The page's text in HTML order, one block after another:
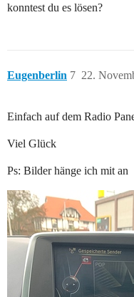
konntest du es lösen?
Eugenberlin 22.
7
Einfach auf dem Radio
Viel Glück
Ps: Bilder hänge ich mit an